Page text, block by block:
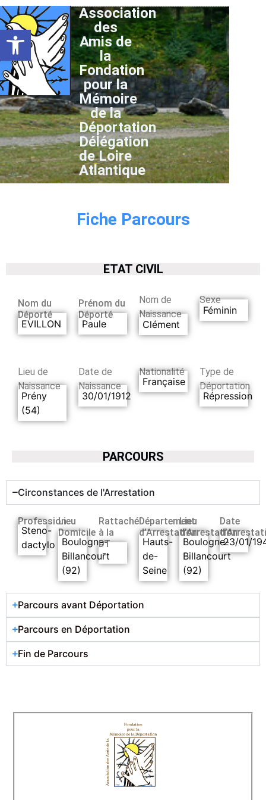
Ouvrir la barre d’outils
Association
des
Amis de
la
Fondation
pour la
Mémoire
de la
Déportation
Délégation
de Loire
Atlantique
Fiche Parcours
ETAT CIVIL
Nom du
Déporté
EVILLON
Prénom du
Déporté
Paule
Nom de
Naissance
Clément
Sexe
Féminin
Lieu de
Naissance
Prény
(54)
Date de
Naissance
30/01/1912
Nationalité
Française
Type de
Déportation
Répression
PARCOURS
Circonstances de l'Arrestation
Profession
Steno-
dactylo
Lieu
Domicile
Boulogne-
Billancourt
(92)
Rattaché
à la
DT
-
Département
d’Arrestation
Hauts-
de-
Seine
Lieu
d’Arrestation
Boulogne-
Billancourt
(92)
Date
23/01/
Parcours avant Déportation
Parcours en Déportation
Fin de Parcours